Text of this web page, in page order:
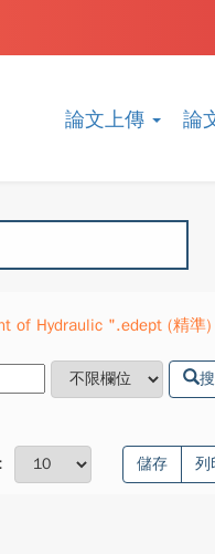
論文上傳 論
of Hydraulic ".edept (精
儲存 列